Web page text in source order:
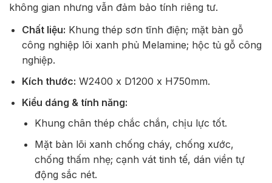
không gian nhưng vẫn đảm bảo tính riêng tư.
Chất liệu: Khung thép sơn tĩnh điện; mặt bàn gỗ
công nghiệp lõi xanh phủ Melamine; hộc tủ gỗ công
nghiệp.
Kích thước: W2400 x D1200 x H750mm.
Kiểu dáng & tính năng:
Khung chân thép chắc chắn, chịu lực tốt.
Mặt bàn lõi xanh chống cháy, chống xước,
chống thấm nhẹ; cạnh vát tinh tế, dán viền tự
động sắc nét.